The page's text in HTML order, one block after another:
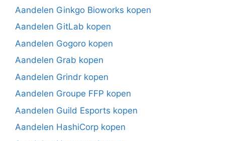
Aandelen Ginkgo Bioworks kopen
Aandelen GitLab kopen
Aandelen Gogoro kopen
Aandelen Grab kopen
Aandelen Grindr kopen
Aandelen Groupe FFP kopen
Aandelen Guild Esports kopen
Aandelen HashiCorp kopen